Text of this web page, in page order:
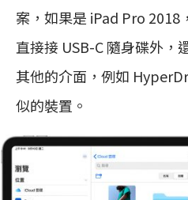
案，如果是 iPad Pro 2018
直接接 USB-C 隨身碟外，
其他的介面，例如
似的裝置。